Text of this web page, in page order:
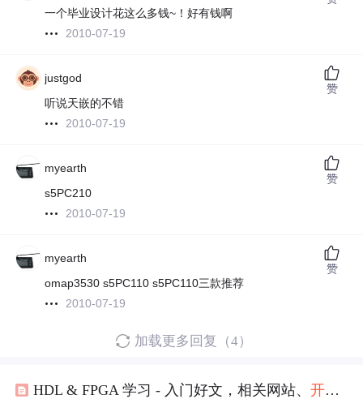
一个毕业设计花这么多钱~！好有钱啊
2010-07-19
justgod
听说天嵌的不错
2010-07-19
赞
myearth
s5PC210
2010-07-19
赞
myearth
omap3530 s5PC110 s5PC110三款推荐
2010-07-19
赞
加载更多回复（4）
HDL & FPGA 学习 - 入门好文，相关网站、开发板